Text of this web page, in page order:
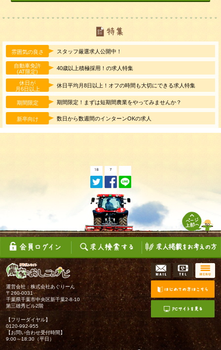
雰囲気の良さ スタッフ厳選求人公開中！
自動車免許
(AT限定)
40歳以上積極採用！の求人特集
休日が
月6日以上
休日平均月8日以上！オフの時間も大切にできる求人特集
期間限定 期間限定！まずは短期間農業をやってみませんか？
新卒向け 数日から数週間のインターンOKの求人
運営会社：株式会社あぐりーん
〒260-0031
千葉県千葉市中央区新千葉2-8-10
第三雄秀ビル2階
【フリーダイヤル】
0120-992-955
【お問い合わせ受付時間】
9:00～18:30（平日）